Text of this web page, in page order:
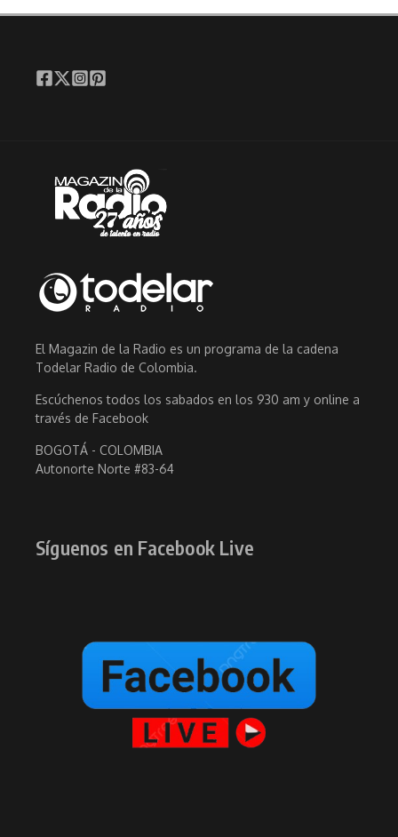
El Magazin de la Radio es un programa de la cadena
Todelar Radio de Colombia.
Escúchenos todos los sabados en los 930 am y online a
través de Facebook
BOGOTÁ - COLOMBIA
Autonorte Norte #83-64
Síguenos en Facebook Live